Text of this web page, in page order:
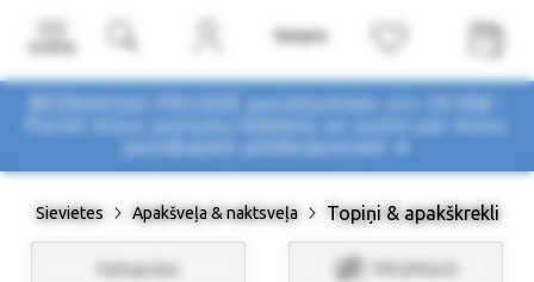
BEZMAKSAS PIEGĀDE pasūtījumiem virs 29,90€ !
Pasūti mūsu jaunumu biļetenu un uzzini par mūsu
Sievietes Apakšveļa & naktsveļa Topiņi & apakškrekli
Kategorijas Filtri/Atlasīt